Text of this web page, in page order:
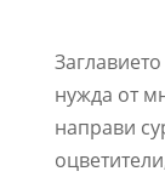
нужда от
направи